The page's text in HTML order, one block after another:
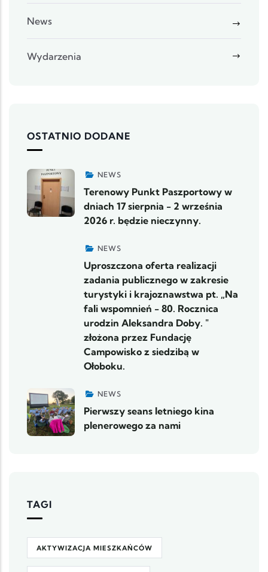
News
Wydarzenia
OSTATNIO DODANE
NEWS
Terenowy Punkt Paszportowy w
dniach 17 sierpnia - 2 września
2026 r. będzie nieczynny.
NEWS
Uproszczona oferta realizacji
zadania publicznego w zakresie
turystyki i krajoznawstwa pt. „Na
fali wspomnień - 80. Rocznica
urodzin Aleksandra Doby. "
złożona przez Fundację
Campowisko z siedzibą w
Ołoboku.
NEWS
Pierwszy seans letniego kina
plenerowego za nami
TAGI
AKTYWIZACJA MIESZKAŃCÓW